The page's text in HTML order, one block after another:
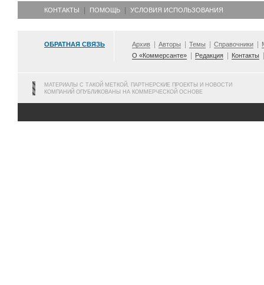
КОНТАКТЫ ПОМОЩЬ УСЛОВИЯ ИСПОЛЬЗОВАНИЯ
ОБРАТНАЯ СВЯЗЬ Архив Авторы Темы Справочники
О «Коммерсанте»
Редакция Контакты
МАТЕРИАЛЫ С ТАКОЙ МЕТКОЙ, ПАРТНЕРСКИЕ ПРОЕКТЫ И НОВОСТИ
КОМПАНИЙ ОПУБЛИКОВАНЫ НА КОММЕРЧЕСКОЙ ОСНОВЕ